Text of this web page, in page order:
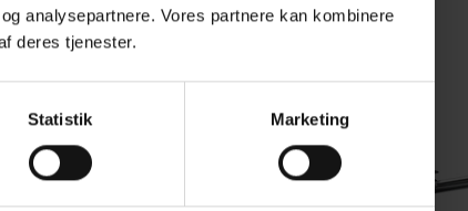
analysepartnere. Vores partnere kan kombinere
deres tjenester.
Statistik Marketing